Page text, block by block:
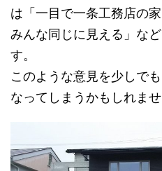
は「一目で一条工務店の
みんな同じに見える」な
す。
このような意見を少しで
なってしまうかもしれませ